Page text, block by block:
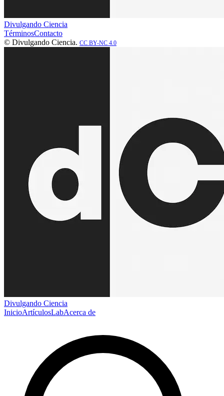
Divulgando Ciencia
TérminosContacto
© Divulgando Ciencia. CC BY-NC 4.0
Divulgando Ciencia
InicioArtículosLabAcerca de